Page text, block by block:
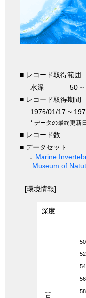
■ レコード取得範囲
水深
50 ~
■ レコード取得期間
1976/01/17 ~
* データの最終更新
■ レコード数
■ データセット
Marine
Museum of
[環境情報]
深度